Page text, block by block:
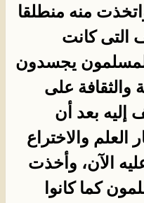
منه منطلقا
التى كانت
يجسدون
والثقافة على
بعد أن
والاختراع
الآن، وأخذت
كما كانوا